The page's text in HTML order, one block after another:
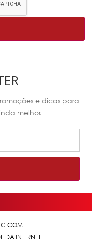
e dicas para
melhor.
DA INTERNET